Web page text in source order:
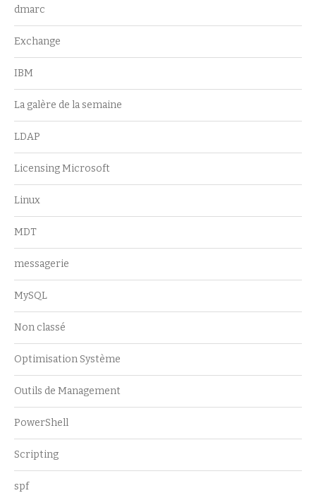
dmarc
Exchange
IBM
La galère de la semaine
LDAP
Licensing Microsoft
Linux
MDT
messagerie
MySQL
Non classé
Optimisation Système
Outils de Management
PowerShell
Scripting
spf